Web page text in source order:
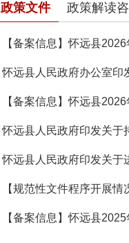
政策文件 政策解读
【备案信息】怀远县
【备案信息】怀远县
怀远县人民政府印发关于
【备案信息】怀远县